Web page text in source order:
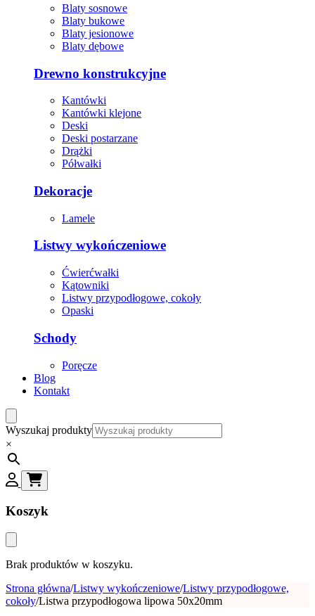
Blaty sosnowe
Blaty bukowe
Blaty jesionowe
Blaty dębowe
Drewno konstrukcyjne
Kantówki
Kantówki klejone
Deski
Deski postarzane
Drążki
Półwałki
Dekoracje
Lamele
Listwy wykończeniowe
Ćwierćwałki
Kątowniki
Listwy przypodłogowe, cokoły
Opaski
Schody
Poręcze
Blog
Kontakt
Wyszukaj produkty
×
Koszyk
Brak produktów w koszyku.
Strona główna/Listwy wykończeniowe/Listwy przypodłogowe,
cokoły/Listwa przypodłogowa lipowa 50x20mm